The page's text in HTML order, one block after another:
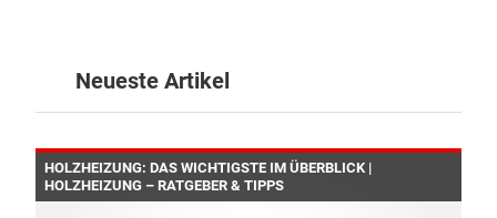
Neueste Artikel
HOLZHEIZUNG: DAS WICHTIGSTE IM ÜBERBLICK |
HOLZHEIZUNG – RATGEBER & TIPPS